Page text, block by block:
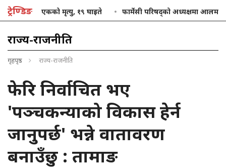
ट्रेण्डिङएकको मृत्यु, १९ घाइते फार्मेसी परिषद्को अध्यक्षमा आलम नियुक्त
राज्य-राजनीति
गृहपृष्ठ राज्य-राजनीति
फेरि निर्वाचित भए
'पञ्चकन्याको विकास हेर्न
जानुपर्छ' भन्ने वातावरण
बनाउँछु : तामाङ